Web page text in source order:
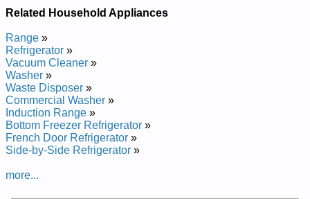
Related Household Appliances
Range »
Refrigerator »
Vacuum Cleaner »
Washer »
Waste Disposer »
Commercial Washer »
Induction Range »
Bottom Freezer Refrigerator »
French Door Refrigerator »
Side-by-Side Refrigerator »
more...